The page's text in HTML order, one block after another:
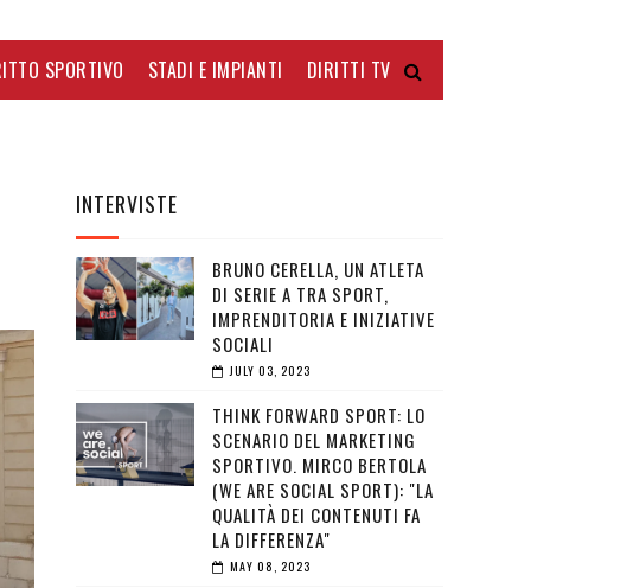
SPORTIVO STADI E IMPIANTI DIRITTI TV
INTERVISTE
BRUNO CERELLA, UN ATLETA
DI SERIE A TRA SPORT,
IMPRENDITORIA E INIZIATIVE
SOCIALI
JULY 03, 2023
THINK FORWARD SPORT: LO
SCENARIO DEL MARKETING
SPORTIVO. MIRCO BERTOLA
(WE ARE SOCIAL SPORT): "LA
QUALITÀ DEI CONTENUTI FA
LA DIFFERENZA"
MAY 08, 2023